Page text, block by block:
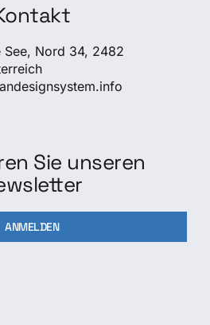
See, Nord 34, 2482
Sie unseren
ANMELDEN